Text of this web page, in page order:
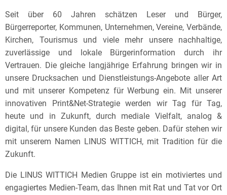
Seit über 60 Jahren schätzen Leser und Bürger,
Bürgerreporter, Kommunen, Unternehmen, Vereine, Verbände,
Kirchen, Tourismus und viele mehr unsere nachhaltige,
zuverlässige und lokale Bürgerinformation durch ihr
Vertrauen. Die gleiche langjährige Erfahrung bringen wir in
unsere Drucksachen und Dienstleistungs-Angebote aller Art
und mit unserer Kompetenz für Werbung ein. Mit unserer
innovativen Print&Net-Strategie werden wir Tag für Tag,
heute und in Zukunft, durch mediale Vielfalt, analog &
digital, für unsere Kunden das Beste geben. Dafür stehen wir
mit unserem Namen LINUS WITTICH, mit Tradition für die
Zukunft.
Die LINUS WITTICH Medien Gruppe ist ein motiviertes und
engagiertes Medien-Team, das Ihnen mit Rat und Tat vor Ort